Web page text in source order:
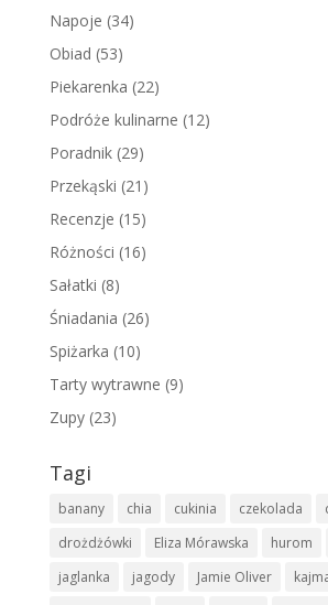
Napoje (34)
Obiad (53)
Piekarenka (22)
Podróże kulinarne (12)
Poradnik(29)
Przekąski (21)
Recenzje (15)
Różności (16)
Sałatki (8)
Śniadania (26)
Spiżarka (10)
Tarty wytrawne (9)
Zupy(23)
Tagi
banany chia cukinia czekolada
drożdżówki
Eliza Mórawska hurom
jaglanka
jagody Jamie Oliver